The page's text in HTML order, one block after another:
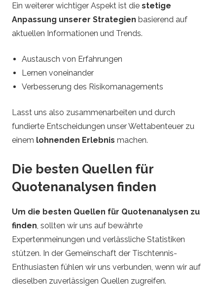
Ein weiterer wichtiger Aspekt ist die stetige
Anpassung unserer Strategien basierend auf
aktuellen Informationen und Trends.
Austausch von Erfahrungen
Lernen voneinander
Verbesserung des Risikomanagements
Lasst uns also zusammenarbeiten und durch
fundierte Entscheidungen unser Wettabenteuer zu
einem lohnenden Erlebnis machen.
Die besten Quellen für
Quotenanalysen finden
Um die besten Quellen für Quotenanalysen zu
finden, sollten wir uns auf bewährte
Expertenmeinungen und verlässliche Statistiken
stützen. In der Gemeinschaft der Tischtennis-
Enthusiasten fühlen wir uns verbunden, wenn wir auf
dieselben zuverlässigen Quellen zugreifen.